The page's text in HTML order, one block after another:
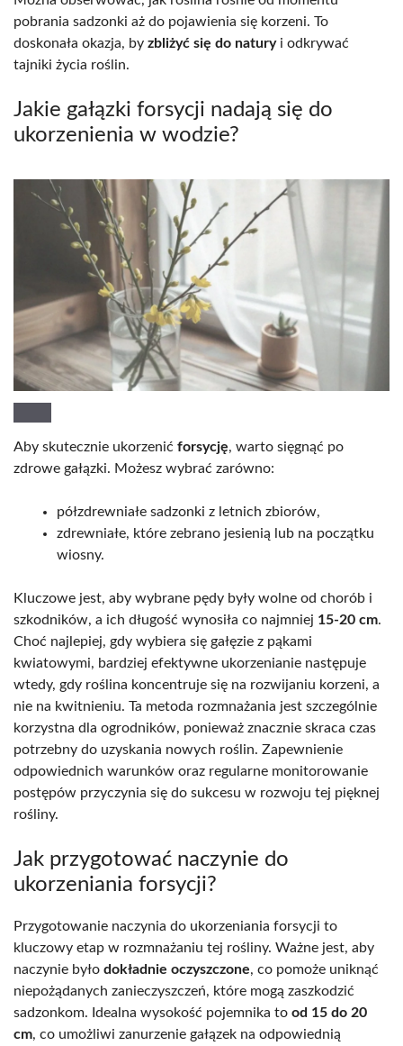
pobrania sadzonki aż do pojawienia się korzeni. To
doskonała okazja, by zbliżyć się do naturyi odkrywać
tajniki życia roślin.
Jakie gałązki forsycji nadają się do
ukorzenienia w wodzie?
Aby skutecznie ukorzenić forsycję, warto sięgnąć po
zdrowe gałązki. Możesz wybrać zarówno:
półzdrewniałe sadzonki z letnich zbiorów,
zdrewniałe, które zebrano jesienią lub na początku
wiosny.
Kluczowe jest, aby wybrane pędy były wolne od chorób i
szkodników, a ich długość wynosiła co najmniej 15-20 cm.
Choć najlepiej, gdy wybiera się gałęzie z pąkami
kwiatowymi, bardziej efektywne ukorzenianie następuje
wtedy, gdy roślina koncentruje się na rozwijaniu korzeni, a
nie na kwitnieniu. Ta metoda rozmnażania jest szczególnie
korzystna dla ogrodników, ponieważ znacznie skraca czas
potrzebny do uzyskania nowych roślin. Zapewnienie
odpowiednich warunków oraz regularne monitorowanie
postępów przyczynia się do sukcesu w rozwoju tej pięknej
rośliny.
Jak przygotować naczynie do
ukorzeniania forsycji?
Przygotowanie naczynia do ukorzeniania forsycji to
kluczowy etap w rozmnażaniu tej rośliny. Ważne jest, aby
naczynie było dokładnie oczyszczone, co pomoże uniknąć
niepożądanych zanieczyszczeń, które mogą zaszkodzić
sadzonkom. Idealna wysokość pojemnika to od 15 do 20
cm, co umożliwi zanurzenie gałązek na odpowiednią